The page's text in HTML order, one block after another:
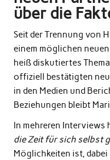
über die
Seit der Trennung von
einem möglichen
heiß diskutiertes
offiziell bestätigten
in den Medien und
Beziehungen bleibt
In mehreren Interviews
die Zeit für sich selbst
Möglichkeiten ist,